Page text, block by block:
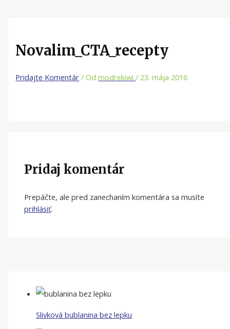
Novalim_CTA_recepty
Pridajte Komentár / Od modrekiwi/ 23. mája 2016
Pridaj komentár
Prepáčte, ale pred zanechaním komentára sa musíte
prihlásiť.
Slivková bublanina bez lepku